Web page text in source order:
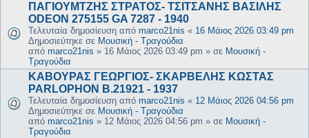
ΠΑΓΙΟΥΜΤΖΗΣ ΣΤΡΑΤΟΣ- ΤΣΙΤΣΑΝΗΣ ΒΑΣΙΛΗΣ
ODEON 275155 GA 7287 - 1940
Τελευταία δημοσίευση από marco21nis « 16 Μάιος 2026 03:49 pm
Δημοσιεύτηκε σε Μουσική - Τραγούδια
από marco21nis » 16 Μάιος 2026 03:49 pm » σε Μουσική -
Τραγούδια
ΚΑΒΟΥΡΑΣ ΓΕΩΡΓΙΟΣ- ΣΚΑΡΒΕΛΗΣ ΚΩΣΤΑΣ
PARLOPHON B.21921 - 1937
Τελευταία δημοσίευση από marco21nis « 12 Μάιος 2026 04:56 pm
Δημοσιεύτηκε σε Μουσική - Τραγούδια
από marco21nis » 12 Μάιος 2026 04:56 pm » σε Μουσική -
Τραγούδια